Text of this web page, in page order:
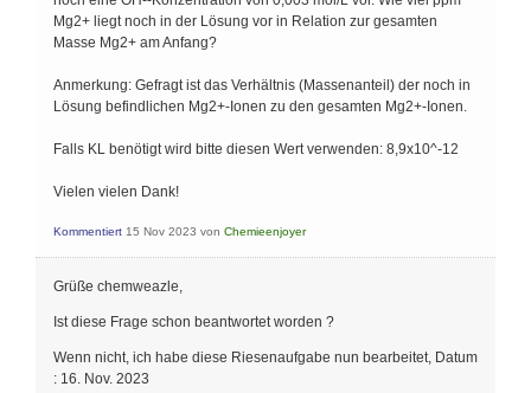
Mg2+ liegt noch in der Lösung vor in Relation zur gesamten
Masse Mg2+ am Anfang?
Anmerkung: Gefragt ist das Verhältnis (Massenanteil) der noch in
Lösung befindlichen Mg2+-Ionen zu den gesamten Mg2+-Ionen.
Falls KL benötigt wird bitte diesen Wert verwenden: 8,9x10^-12
Vielen vielen Dank!
Kommentiert 15 Nov 2023 von Chemieenjoyer
Grüße chemweazle,
Ist diese Frage schon beantwortet worden ?
Wenn nicht, ich habe diese Riesenaufgabe nun bearbeitet, Datum
: 16. Nov. 2023